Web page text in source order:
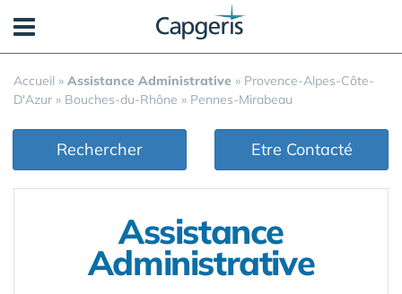
Accueil » Assistance Administrative » Provence-Alpes-Côte-
D'Azur » Bouches-du-Rhône » Pennes-Mirabeau
Rechercher Etre Contacté
Assistance
Administrative